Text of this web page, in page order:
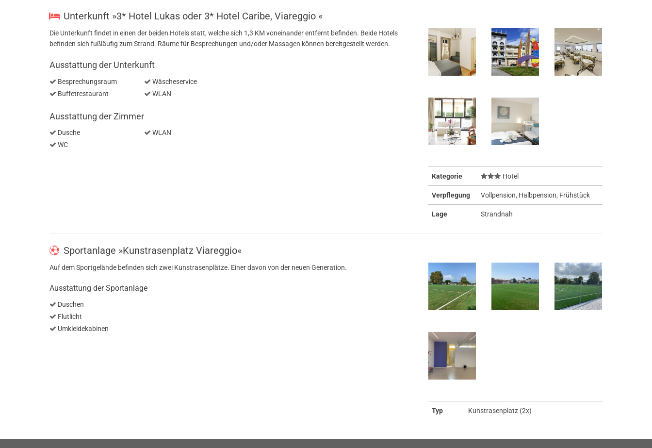
Unterkunft »3* Hotel Lukas oder 3* Hotel Caribe, Viareggio «
Die Unterkunft findet in einen der beiden Hotels statt, welche sich 1,3 KM voneinander entfernt befinden. Beide Hotels
befinden sich fußläufig zum Strand. Räume für Besprechungen und/oder Massagen können bereitgestellt werden.
Ausstattung der Unterkunft
Besprechungsraum
Buffetrestaurant
Wäscheservice
WLAN
Ausstattung der Zimmer
Dusche
WC
WLAN
Kategorie Hotel
Verpflegung Vollpension, Halbpension, Frühstück
Lage Strandnah
Sportanlage »Kunstrasenplatz Viareggio«
Auf dem Sportgelände befinden sich zwei Kunstrasenplätze. Einer davon von der neuen Generation.
Ausstattung der Sportanlage
Duschen
Flutlicht
Umkleidekabinen
Typ Kunstrasenplatz (2x)